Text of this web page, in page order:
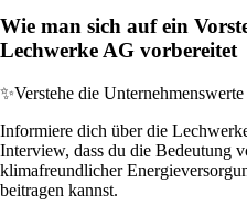
Wie man sich auf ein
Lechwerke AG vorbereitet
✨Verstehe die Unternehmenswerte
Informiere dich über die
Interview, dass du die Bedeutung
klimafreundlicher
beitragen kannst.